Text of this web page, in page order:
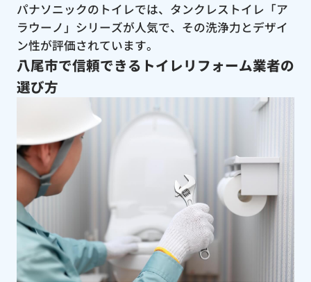
パナソニックのトイレでは、タンクレストイレ「ア
ラウーノ」シリーズが人気で、その洗浄力とデザイ
ン性が評価されています。
八尾市で信頼できるトイレリフォーム業者の
選び方